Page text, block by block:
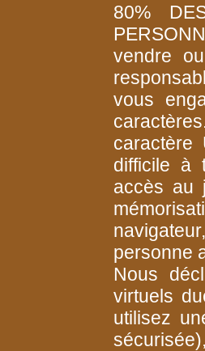
80%
vendre
vous
caractère
difficile à
accès au
personne
Nous
virtuels
utilisez